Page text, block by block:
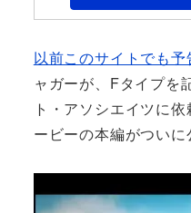
以前このサイトでも予
ャガーが、Fタイプを
ト・アソシエイツに
ービーの本編がついに